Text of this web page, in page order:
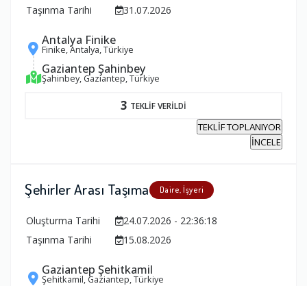
Taşınma Tarihi
31.07.2026
Antalya Finike
Finike, Antalya, Türkiye
Gaziantep Şahinbey
Şahinbey, Gaziantep, Türkiye
3 TEKLİF VERİLDİ
TEKLİF TOPLANIYOR
İNCELE
Şehirler Arası Taşıma Daire, İşyeri
Oluşturma Tarihi
24.07.2026 - 22:36:18
Taşınma Tarihi
15.08.2026
Gaziantep Şehitkamil
Şehitkamil, Gaziantep, Türkiye